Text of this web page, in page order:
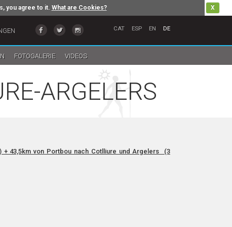
you agree to it. X
What are Cookies?
FOTOGALERIE VIDEOS
CAT ESP EN DE
ARGELERS
+ 43,5km von Portbou nach Cotlliure und Argelers (3